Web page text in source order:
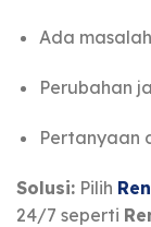
Ada
Perubahan
Pertanyaan
Solusi: Pilih
24/7 seperti